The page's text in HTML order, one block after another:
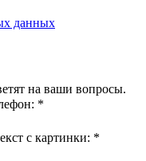
данных
на ваши вопросы.
*
с картинки: *